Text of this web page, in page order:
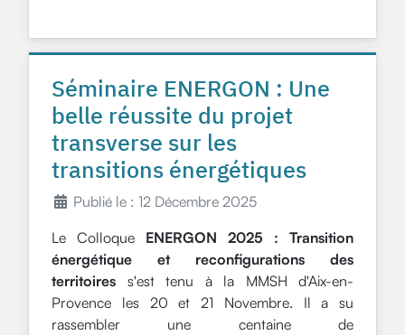
Séminaire ENERGON : Une
belle réussite du projet
transverse sur les
transitions énergétiques
Publié le : 12 Décembre 2025
Le Colloque ENERGON 2025 : Transition
énergétique et reconfigurations des
territoires s'est tenu à la MMSH d'Aix-en-
Provence les 20 et 21 Novembre. Il a su
rassembler une centaine de